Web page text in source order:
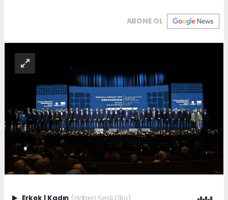
ABONE OL